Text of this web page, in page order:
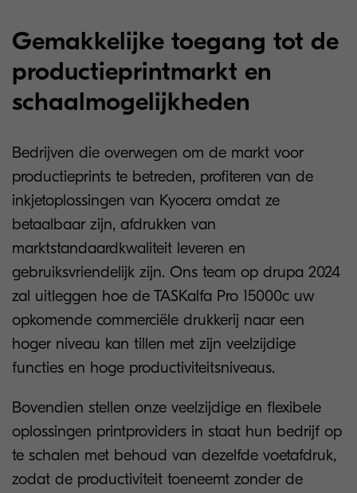
Gemakkelijke toegang tot de
productieprintmarkt en
schaalmogelijkheden
Bedrijven die overwegen om de markt voor
productieprints te betreden, profiteren van de
inkjetoplossingen van Kyocera omdat ze
betaalbaar zijn, afdrukken van
marktstandaardkwaliteit leveren en
gebruiksvriendelijk zijn. Ons team op drupa 2024
zal uitleggen hoe de TASKalfa Pro 15000c uw
opkomende commerciële drukkerij naar een
hoger niveau kan tillen met zijn veelzijdige
functies en hoge productiviteitsniveaus.
Bovendien stellen onze veelzijdige en flexibele
oplossingen printproviders in staat hun bedrijf op
te schalen met behoud van dezelfde voetafdruk,
zodat de productiviteit toeneemt zonder de